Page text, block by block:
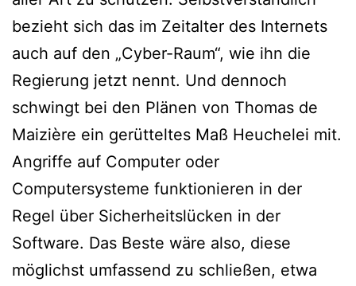
bezieht sich das im Zeitalter des Internets
auch auf den „Cyber-Raum“, wie ihn die
Regierung jetzt nennt. Und dennoch
schwingt bei den Plänen von Thomas de
Maizière ein gerütteltes Maß Heuchelei mit.
Angriffe auf Computer oder
Computersysteme funktionieren in der
Regel über Sicherheitslücken in der
Software. Das Beste wäre also, diese
möglichst umfassend zu schließen, etwa